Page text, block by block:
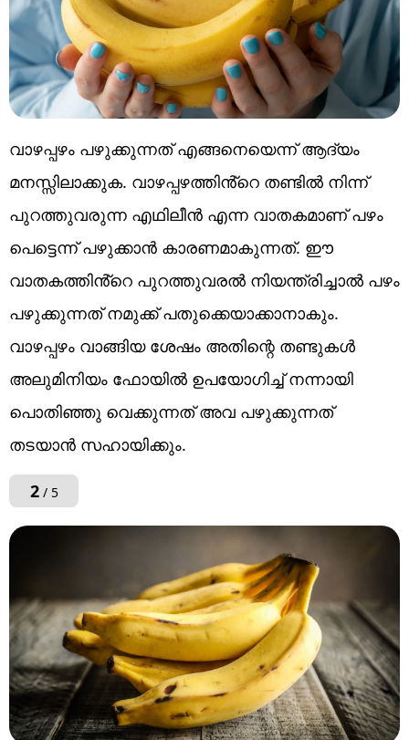
വാഴപ്പഴം പഴുക്കുന്നത് എങ്ങനെയെന്ന് ആദ്യം
മനസ്സിലാക്കുക. വാഴപ്പഴത്തിൻ്റെ തണ്ടിൽ നിന്ന്
പുറത്തുവരുന്ന എഥിലീൻ എന്ന വാതകമാണ് പഴം
പെട്ടെന്ന് പഴുക്കാൻ കാരണമാകുന്നത്. ഈ
വാതകത്തിൻ്റെ പുറത്തുവരൽ നിയന്ത്രിച്ചാൽ പഴം
പഴുക്കുന്നത് നമുക്ക് പതുക്കെയാക്കാനാകും.
വാഴപ്പഴം വാങ്ങിയ ശേഷം അതിന്റെ തണ്ടുകൾ
അലുമിനിയം ഫോയിൽ ഉപയോഗിച്ച് നന്നായി
പൊതിഞ്ഞു വെക്കുന്നത് അവ പഴുക്കുന്നത്
തടയാൻ സഹായിക്കും.
2/ 5